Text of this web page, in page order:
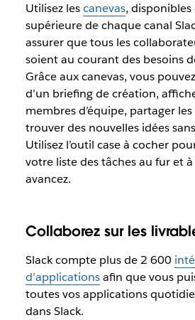
Utilisez lescanevas, disponibles
supérieure de chaque canal
assurer que tous les
soient au courant des besoins
Grâce aux canevas, vous
d’un briefing de création,
membres d’équipe, partager
trouver des nouvelles idées
Utilisez l’outil case à cocher
votre liste des tâches au fur et
avancez.
Collaborez sur les
Slack compte plus de 2 600
d’applicationsafin que vous
toutes vos applications
dans Slack.